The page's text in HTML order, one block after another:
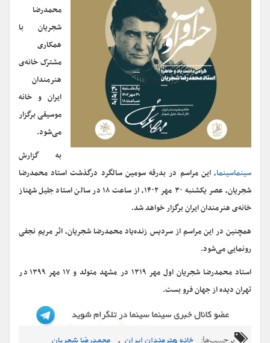
محمدرضا
شجریان با
همکاری
مشترک خانه‌ی
هنرمندان
ایران و خانه
موسیقی برگزار
می‌شود.
به گزارش
سینماسینما، این مراسم در بدرقه سومین سالگرد درگذشت استاد محمدرضا
شجریان، عصر یکشنبه ۳۰ مهر ۱۴۰۲، از ساعت ۱۸ در سالن استاد جلیل شهناز
خانه‌ی هنرمندان ایران برگزار خواهد شد.
همچنین در این مراسم از سردیس زنده‌یاد محمدرضا شجریان، اثر مریم نجفی
رونمایی می‌شود.
استاد محمدرضا شجریان اول مهر ۱۳۱۹ در مشهد متولد و ۱۷ مهر ۱۳۹۹ در
تهران دیده از جهان فرو بست.
خانه هنرمندان ایران محمدرضا شجریان